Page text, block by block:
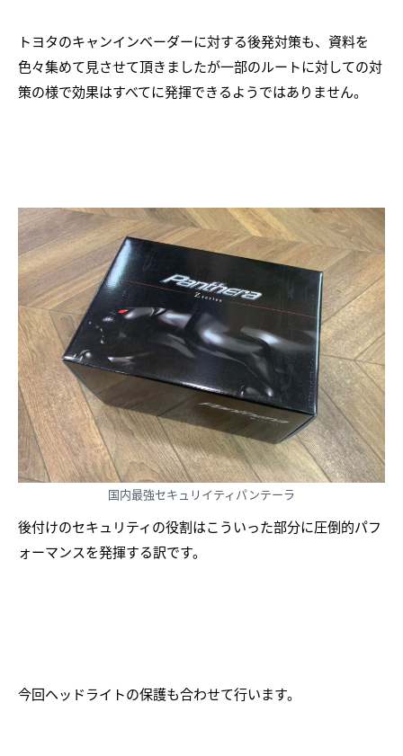
トヨタのキャンインベーダーに対する後発対策も、資料を
色々集めて見させて頂きましたが一部のルートに対しての対
策の様で効果はすべてに発揮できるようではありません。
国内最強セキュリイティパンテーラ
後付けのセキュリティの役割はこういった部分に圧倒的パフ
ォーマンスを発揮する訳です。
今回ヘッドライトの保護も合わせて行います。